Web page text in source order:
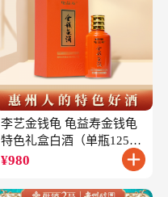
李艺金钱龟 龟益寿金钱龟
特色礼盒白酒（单瓶125ml
礼盒装）
¥980